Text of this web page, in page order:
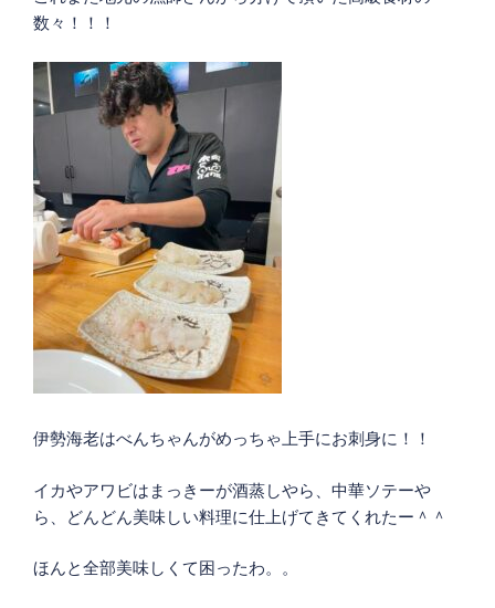
数々！！！
伊勢海老はべんちゃんがめっちゃ上手にお刺身に！！
イカやアワビはまっきーが酒蒸しやら、中華ソテーや
ら、どんどん美味しい料理に仕上げてきてくれたー＾＾
ほんと全部美味しくて困ったわ。。